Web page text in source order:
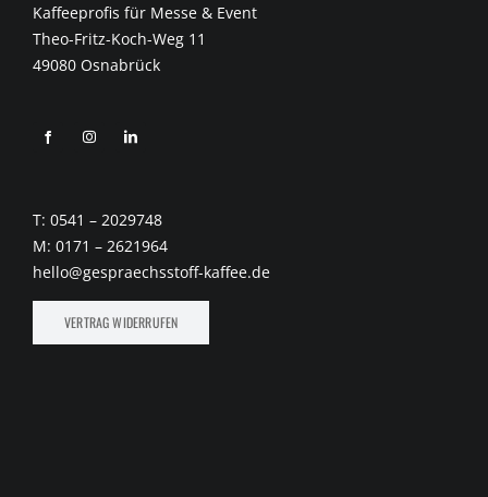
Kaffeeprofis für Messe & Event
Theo-Fritz-Koch-Weg 11
49080 Osnabrück
T: 0541 – 2029748
M: 0171 – 2621964
hello@gespraechsstoff-kaffee.de
VERTRAG WIDERRUFEN